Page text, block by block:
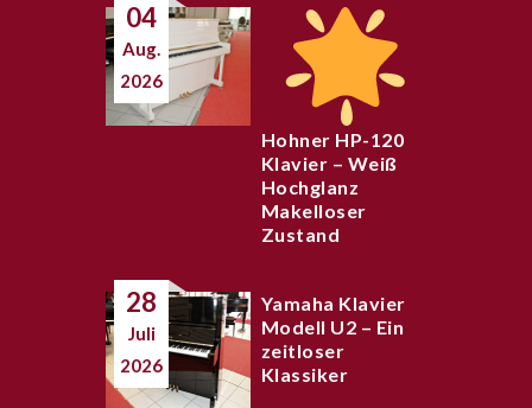
04
Aug.
2026
Hohner HP-120
Klavier – Weiß
Hochglanz
Makelloser
Zustand
28
Juli
2026
Yamaha Klavier
Modell U2 – Ein
zeitloser
Klassiker